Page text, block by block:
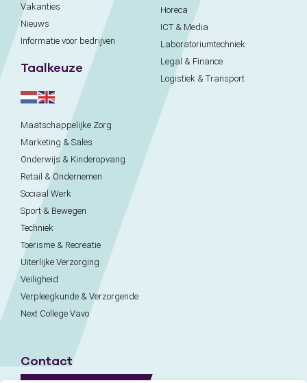
Vakanties
Nieuws
Informatie voor bedrijven
Taalkeuze
Horeca
ICT & Media
Laboratoriumtechniek
Legal & Finance
Logistiek & Transport
Maatschappelijke Zorg
Marketing & Sales
Onderwijs & Kinderopvang
Retail & Ondernemen
Sociaal Werk
Sport & Bewegen
Techniek
Toerisme & Recreatie
Uiterlijke Verzorging
Veiligheid
Verpleegkunde & Verzorgende
Next College Vavo
Contact